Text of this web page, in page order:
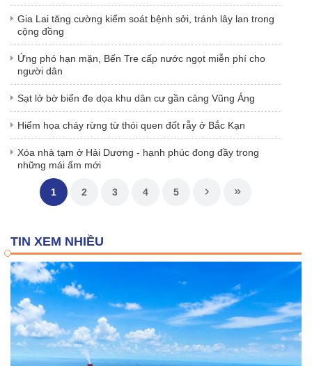
Gia Lai tăng cường kiểm soát bệnh sởi, tránh lây lan trong
cộng đồng
Ứng phó hạn mặn, Bến Tre cấp nước ngọt miễn phí cho
người dân
Sạt lở bờ biển đe dọa khu dân cư gần cảng Vũng Áng
Hiểm họa cháy rừng từ thói quen đốt rẫy ở Bắc Kạn
Xóa nhà tạm ở Hải Dương - hạnh phúc đong đầy trong
những mái ấm mới
1 2 3 4 5
TIN XEM NHIỀU